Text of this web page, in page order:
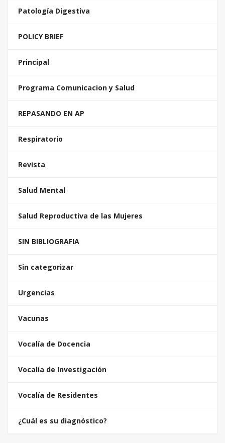
Patología Digestiva
POLICY BRIEF
Principal
Programa Comunicacion y Salud
REPASANDO EN AP
Respiratorio
Revista
Salud Mental
Salud Reproductiva de las Mujeres
SIN BIBLIOGRAFIA
Sin categorizar
Urgencias
Vacunas
Vocalía de Docencia
Vocalía de Investigación
Vocalía de Residentes
¿Cuál es su diagnóstico?